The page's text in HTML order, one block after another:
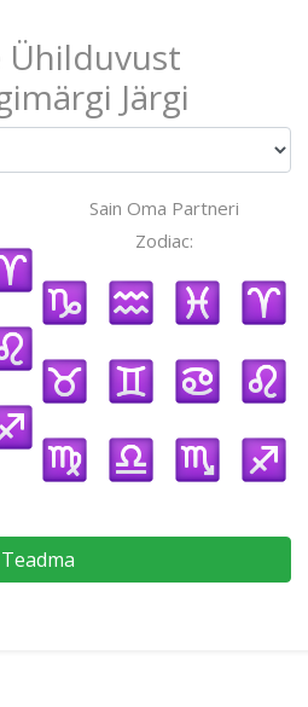
Ühilduvust
Järgi
Sain Oma Partneri
Zodiac:
Teadma